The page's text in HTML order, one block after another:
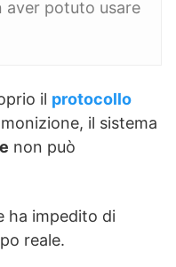
aver potuto usare
il protocollo
il sistema
non può
ha impedito di
reale.